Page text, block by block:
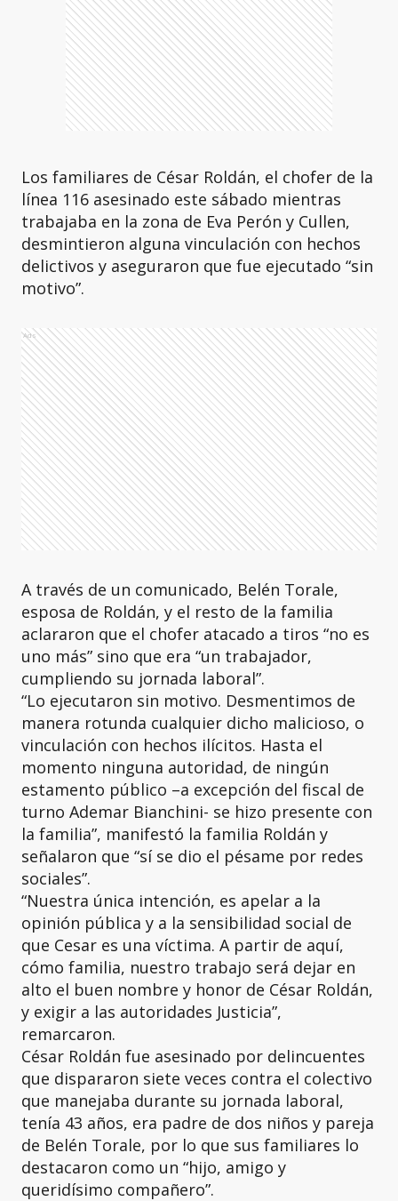
Los familiares de César Roldán, el chofer de la
línea 116 asesinado este sábado mientras
trabajaba en la zona de Eva Perón y Cullen,
desmintieron alguna vinculación con hechos
delictivos y aseguraron que fue ejecutado “sin
motivo”.
Ads
A través de un comunicado, Belén Torale,
esposa de Roldán, y el resto de la familia
aclararon que el chofer atacado a tiros “no es
uno más” sino que era “un trabajador,
cumpliendo su jornada laboral”.
“Lo ejecutaron sin motivo. Desmentimos de
manera rotunda cualquier dicho malicioso, o
vinculación con hechos ilícitos. Hasta el
momento ninguna autoridad, de ningún
estamento público –a excepción del fiscal de
turno Ademar Bianchini- se hizo presente con
la familia”, manifestó la familia Roldán y
señalaron que “sí se dio el pésame por redes
sociales”.
“Nuestra única intención, es apelar a la
opinión pública y a la sensibilidad social de
que Cesar es una víctima. A partir de aquí,
cómo familia, nuestro trabajo será dejar en
alto el buen nombre y honor de César Roldán,
y exigir a las autoridades Justicia”,
remarcaron.
César Roldán fue asesinado por delincuentes
que dispararon siete veces contra el colectivo
que manejaba durante su jornada laboral,
tenía 43 años, era padre de dos niños y pareja
de Belén Torale, por lo que sus familiares lo
destacaron como un “hijo, amigo y
queridísimo compañero”.